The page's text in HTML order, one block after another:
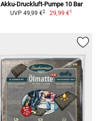
Akku-Druckluft-Pumpe 10 Bar
UVP 49,99 €2 29,99 €1